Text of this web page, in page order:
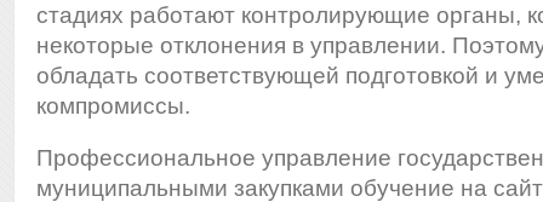
стадиях работают контролирующие органы,
некоторые отклонения в управлении.
обладать соответствующей подготовкой и
компромиссы.
Профессиональное управление
муниципальными закупками обучение на